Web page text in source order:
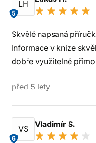
LH
5
Skvělé napsaná
Informace v knize
dobře využitelné přímo
před 5 lety
VS
6
Vladimír S.